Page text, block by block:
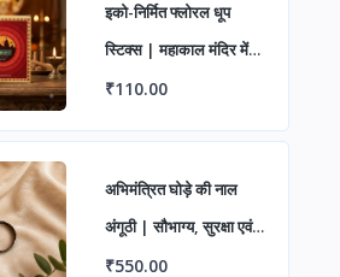
इको-निर्मित फ्लोरल धूप
स्टिक्स | महाकाल मंदिर में
चढ़ाए गए फूलों से बनीं
₹110.00
अभिमंत्रित घोड़े की नाल
अंगूठी | सौभाग्य, सुरक्षा एवं
सकारात्मक ऊर्जा हेतु पवित्र
₹550.00